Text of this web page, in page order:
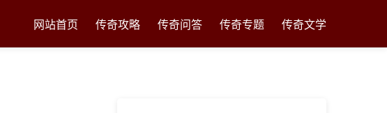
网站首页 传奇攻略 传奇问答 传奇专题 传奇文学